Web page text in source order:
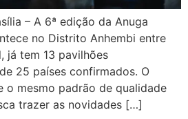
– A 6ª edição da Anuga
no Distrito Anhembi entre
já tem 13 pavilhões
25 países confirmados. O
o mesmo padrão de qualidade
trazer as novidades […]